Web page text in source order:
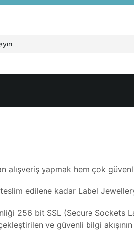
alışveriş yapmak hem çok
edilene kadar Label
256 bit SSL (Secure Sockets
ve güvenli bilgi